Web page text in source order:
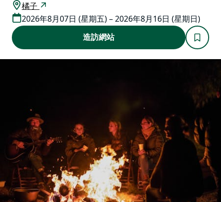
橘子
2026年8月07日 (星期五) – 2026年8月16日 (星期日)
造訪網站